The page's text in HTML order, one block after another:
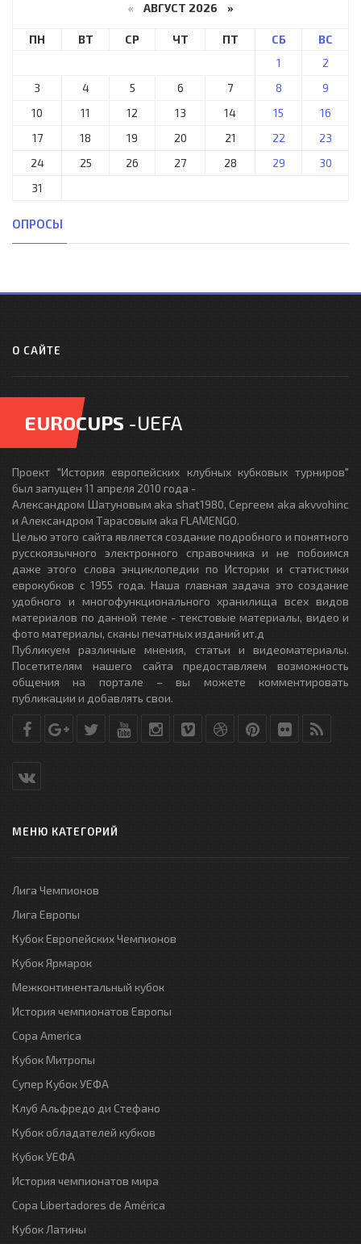
« АВГУСТ 2026 »
ПН ВТ СР ЧТ ПТ СБ
ВС
1
2
3
4 5 6 7 8
9
10
11 12 13 14 15
16
17
18 19 20 21 22
23
24
25 26 27 28 29
30
31
ОПРОСЫ
О САЙТЕ
EUROCUPS -UEFA
Проект "История европейских клубных кубковых турниров"
был запущен 11 апреля 2010 года -
Александром Шатуновым aka shat1980, Сергеем aka akvvohinc
и Александром Тарасовым aka FLAMENGO.
Целью этого сайта является создание подробного и понятного
русскоязычного электронного справочника и не побоимся
даже этого слова энциклопедии по Истории и статистики
еврокубков с 1955 года. Наша главная задача это создание
удобного и многофункционального хранилища всех видов
материалов по данной теме - текстовые материалы, видео и
фото материалы, сканы печатных изданий ит.д
Публикуем различные мнения, статьи и видеоматериалы.
Посетителям нашего сайта предоставляем возможность
общения на портале – вы можете комментировать
публикации и добавлять свои.
МЕНЮ КАТЕГОРИЙ
Лига Чемпионов
Лига Европы
Кубок Европейских Чемпионов
Кубок Ярмарок
Межконтинентальный кубок
История чемпионатов Европы
Copa America
Кубок Митропы
Супер Кубок УЕФА
Клуб Альфредо ди Стефано
Кубок обладателей кубков
Кубок УЕФА
История чемпионатов мира
Copa Libertadores de América
Кубок Латины